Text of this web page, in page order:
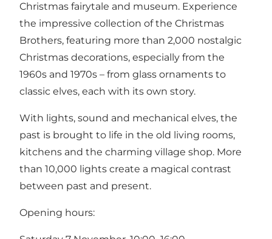
Christmas fairytale and museum. Experience
the impressive collection of the Christmas
Brothers, featuring more than 2,000 nostalgic
Christmas decorations, especially from the
1960s and 1970s – from glass ornaments to
classic elves, each with its own story.
With lights, sound and mechanical elves, the
past is brought to life in the old living rooms,
kitchens and the charming village shop. More
than 10,000 lights create a magical contrast
between past and present.
Opening hours: